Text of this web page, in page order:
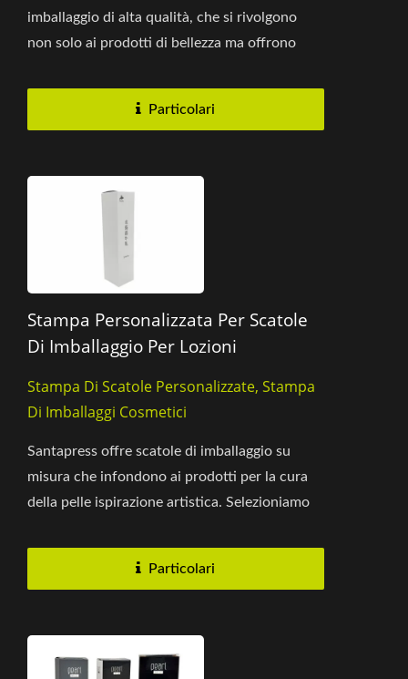
imballaggio di alta qualità, che si rivolgono
non solo ai prodotti di bellezza ma offrono
Particolari
Stampa Personalizzata Per Scatole
Di Imballaggio Per Lozioni
Stampa Di Scatole Personalizzate, Stampa
Di Imballaggi Cosmetici
Santapress offre scatole di imballaggio su
misura che infondono ai prodotti per la cura
della pelle ispirazione artistica. Selezioniamo
Particolari